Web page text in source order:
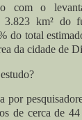
com o
3.823 km² do
do total
da cidade de
por
de cerca de